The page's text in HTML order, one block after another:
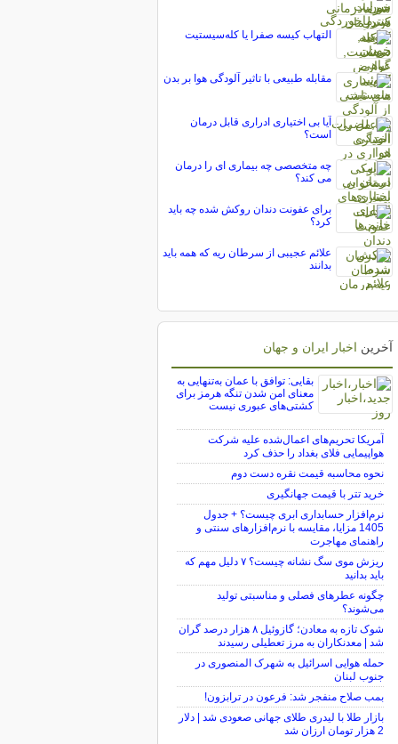
التهاب کیسه صفرا یا کله‌سیستیت
مقابله طبیعی با تاثیر آلودگی هوا بر بدن
آیا بی اختیاری ادراری قابل درمان
است؟
چه متخصصی چه بیماری ای را درمان
می کند؟
برای عفونت دندان روکش شده چه باید
کرد؟
علائم عجیبی از سرطان ریه که همه باید
بدانند
آخرین اخبار ایران و جهان
بقایی: توافق با عمان به‌تنهایی به
معنای امن شدن تنگه هرمز برای
کشتی‌های عبوری نیست
آمریکا تحریم‌های اعمال‌شده علیه شرکت
هواپیمایی فلای بغداد را حذف کرد
نحوه محاسبه قیمت نقره دست دوم
خرید تتر با قیمت جهانگیری
نرم‌افزار حسابداری ابری چیست؟ + جدول
1405 مزایا، مقایسه با نرم‌افزارهای سنتی و
راهنمای مهاجرت
ریزش موی سگ نشانه چیست؟ ۷ دلیل مهم که
باید بدانید
چگونه عطرهای فصلی و مناسبتی تولید
می‌شوند؟
شوک تازه به معادن؛ گازوئیل ۸ هزار درصد گران
شد | معدنکاران به مرز تعطیلی رسیدند
حمله هوایی اسرائیل به شهرک المنصوری در
جنوب لبنان
بمب صلاح منفجر شد: فرعون در ترابزون!
بازار طلا با لیدری طلای جهانی صعودی شد | دلار
2 هزار تومان ارزان شد